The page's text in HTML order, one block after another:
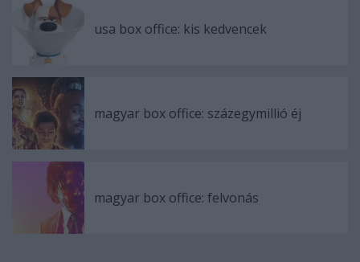
usa box office: kis kedvencek
magyar box office: százegymillió éj
magyar box office: felvonás